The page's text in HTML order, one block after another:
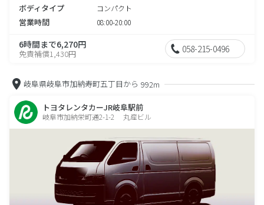
ボディタイプ コンパクト
営業時間 08:00-20:00
6時間まで6,270円
免責補償1,430円 058-215-0496
岐阜県岐阜市加納寿町五丁目から 992m
トヨタレンタカーJR岐阜駅前
岐阜市加納栄町通2-1-2 丸産ビル